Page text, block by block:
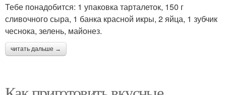
Тебе понадобится: 1 упаковка тарталеток, 150 г
сливочного сыра, 1 банка красной икры, 2 яйца, 1 зубчик
чеснока, зелень, майонез.
читать дальше →